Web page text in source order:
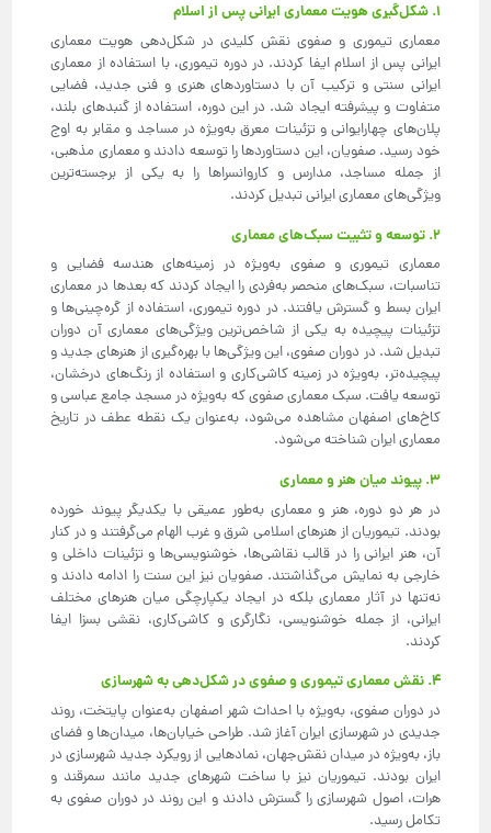
۱. شکل‌گیری هویت معماری ایرانی پس از اسلام
معماری تیموری و صفوی نقش کلیدی در شکل‌دهی هویت معماری
ایرانی پس از اسلام ایفا کردند. در دوره تیموری، با استفاده از معماری
ایرانی سنتی و ترکیب آن با دستاوردهای هنری و فنی جدید، فضایی
متفاوت و پیشرفته ایجاد شد. در این دوره، استفاده از گنبدهای بلند،
پلان‌های چهارایوانی و تزئینات معرق به‌ویژه در مساجد و مقابر به اوج
خود رسید. صفویان، این دستاوردها را توسعه دادند و معماری مذهبی،
از جمله مساجد، مدارس و کاروانسراها را به یکی از برجسته‌ترین
ویژگی‌های معماری ایرانی تبدیل کردند.
۲. توسعه و تثبیت سبک‌های معماری
معماری تیموری و صفوی به‌ویژه در زمینه‌های هندسه فضایی و
تناسبات، سبک‌های منحصر به‌فردی را ایجاد کردند که بعدها در معماری
ایران بسط و گسترش یافتند. در دوره تیموری، استفاده از گره‌چینی‌ها و
تزئینات پیچیده به یکی از شاخص‌ترین ویژگی‌های معماری آن دوران
تبدیل شد. در دوران صفوی، این ویژگی‌ها با بهره‌گیری از هنرهای جدید و
پیچیده‌تر، به‌ویژه در زمینه کاشی‌کاری و استفاده از رنگ‌های درخشان،
توسعه یافت. سبک معماری صفوی که به‌ویژه در مسجد جامع عباسی و
کاخ‌های اصفهان مشاهده می‌شود، به‌عنوان یک نقطه عطف در تاریخ
معماری ایران شناخته می‌شود.
۳. پیوند میان هنر و معماری
در هر دو دوره، هنر و معماری به‌طور عمیقی با یکدیگر پیوند خورده
بودند. تیموریان از هنرهای اسلامی شرق و غرب الهام می‌گرفتند و در کنار
آن، هنر ایرانی را در قالب نقاشی‌ها، خوشنویسی‌ها و تزئینات داخلی و
خارجی به نمایش می‌گذاشتند. صفویان نیز این سنت را ادامه دادند و
نه‌تنها در آثار معماری بلکه در ایجاد یکپارچگی میان هنرهای مختلف
ایرانی، از جمله خوشنویسی، نگارگری و کاشی‌کاری، نقشی بسزا ایفا
کردند.
۴. نقش معماری تیموری و صفوی در شکل‌دهی به شهرسازی
در دوران صفوی، به‌ویژه با احداث شهر اصفهان به‌عنوان پایتخت، روند
جدیدی در شهرسازی ایران آغاز شد. طراحی خیابان‌ها، میدان‌ها و فضای
باز، به‌ویژه در میدان نقش‌جهان، نمادهایی از رویکرد جدید شهرسازی در
ایران بودند. تیموریان نیز با ساخت شهرهای جدید مانند سمرقند و
هرات، اصول شهرسازی را گسترش دادند و این روند در دوران صفوی به
تکامل رسید.